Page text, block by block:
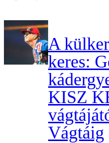
A
keres:
KISZ
Vágtáig